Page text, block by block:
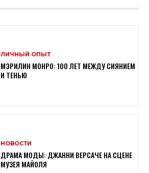
ЛИЧНЫЙ ОПЫТ
МЭРИЛИН МОНРО: 100 ЛЕТ МЕЖДУ СИЯНИЕМ
И ТЕНЬЮ
НОВОСТИ
ДРАМА МОДЫ: ДЖАННИ ВЕРСАЧЕ НА СЦЕНЕ
МУЗЕЯ МАЙОЛЯ